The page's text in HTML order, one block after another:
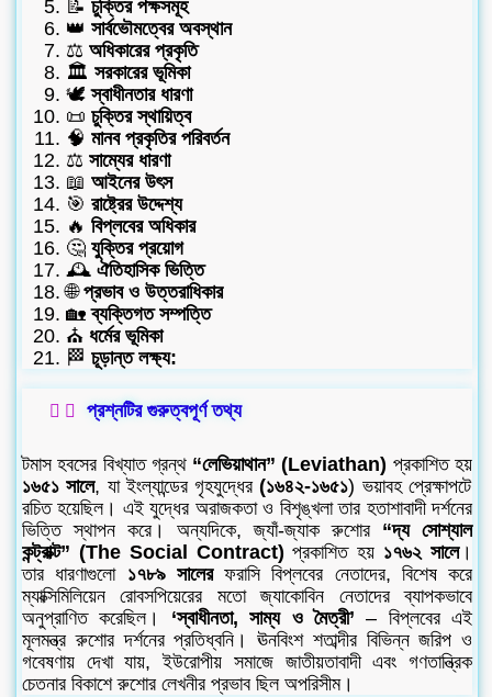
📝 চুক্তির পক্ষসমূহ
👑 সার্বভৌমত্বের অবস্থান
⚖️ অধিকারের প্রকৃতি
🏛️ সরকারের ভূমিকা
🕊️স্বাধীনতার ধারণা
📜 চুক্তির স্থায়িত্ব
🧠 মানব প্রকৃতির পরিবর্তন
⚖️ সাম্যের ধারণা
📖 আইনের উৎস
🎯 রাষ্ট্রের উদ্দেশ্য
🔥 বিপ্লবের অধিকার
🤔 যুক্তির প্রয়োগ
🕰️ ঐতিহাসিক ভিত্তি
🌐প্রভাব ও উত্তরাধিকার
🏡ব্যক্তিগত সম্পত্তি
⛪ ধর্মের ভূমিকা
🏁 চূড়ান্ত লক্ষ্য:
প্রশ্নটির গুরুত্বপূর্ণ তথ্য
টমাস হবসের বিখ্যাত গ্রন্থ “লেভিয়াথান” (Leviathan) প্রকাশিত হয়
১৬৫১ সালে, যা ইংল্যান্ডের গৃহযুদ্ধের(১৬৪২-১৬৫১) ভয়াবহ প্রেক্ষাপটে
রচিত হয়েছিল। এই যুদ্ধের অরাজকতা ও বিশৃঙ্খলা তার হতাশাবাদী দর্শনের
ভিত্তি স্থাপন করে। অন্যদিকে, জ্যাঁ-জ্যাক রুশোর“দ্য সোশ্যাল
কন্ট্রাক্ট” (The Social Contract) প্রকাশিত হয় ১৭৬২ সালে।
তার ধারণাগুলো১৭৮৯ সালেরফরাসি বিপ্লবের নেতাদের, বিশেষ করে
ম্যাক্সিমিলিয়েন রোবসপিয়েরের মতো জ্যাকোবিন নেতাদের ব্যাপকভাবে
অনুপ্রাণিত করেছিল। ‘স্বাধীনতা, সাম্য ও মৈত্রী’– বিপ্লবের এই
মূলমন্ত্র রুশোর দর্শনের প্রতিধ্বনি। ঊনবিংশ শতাব্দীর বিভিন্ন জরিপ ও
গবেষণায় দেখা যায়, ইউরোপীয় সমাজে জাতীয়তাবাদী এবং গণতান্ত্রিক
চেতনার বিকাশে রুশোর লেখনীর প্রভাব ছিল অপরিসীম।